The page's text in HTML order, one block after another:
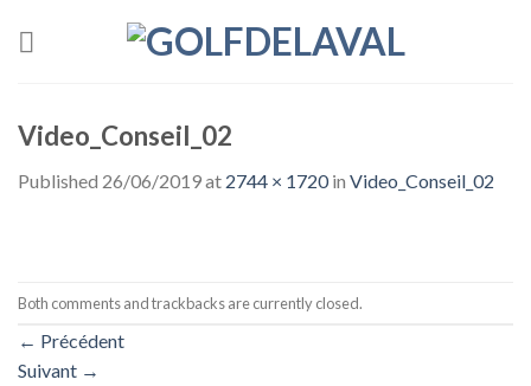
Video_Conseil_02
Published 26/06/2019at 2744 × 1720in Video_Conseil_02
Both comments and trackbacks are currently closed.
← Précédent
Suivant →